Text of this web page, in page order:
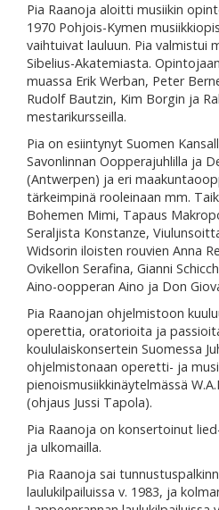
Pia Raanoja aloitti musiikin
1970 Pohjois-Kymen
vaihtuivat lauluun. Pia valmistui
Sibelius-Akatemiasta.
muassa Erik Werban, Peter
Rudolf Bautzin, Kim Borgin ja
mestarikursseilla.
Pia on esiintynyt Suomen
Savonlinnan Oopperajuhlilla ja
(Antwerpen) ja eri
tärkeimpinä rooleinaan mm.
Bohemen Mimi, Tapaus
Seraljista Konstanze,
Widsorin iloisten rouvien Anna
Ovikellon Serafina, Gianni
Aino-oopperan Aino ja Don
Pia Raanojan ohjelmistoon
operettia, oratorioita ja
koululaiskonsertein Suomessa
ohjelmistonaan operetti- ja
pienoismusiikkinäytelmässä
(ohjaus Jussi Tapola).
Pia Raanoja on konsertoinut
ja ulkomailla.
Pia Raanoja sai
laulukilpailuissa v. 1983, ja